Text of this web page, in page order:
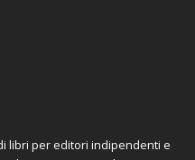
libri per editori indipendenti e